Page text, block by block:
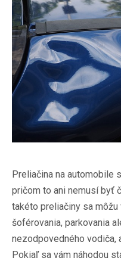
Preliačina na automobile
pričom to ani nemusí byť
takéto preliačiny sa
šoférovania, parkovania
nezodpovedného vodiča,
Pokiaľ sa vám náhodou